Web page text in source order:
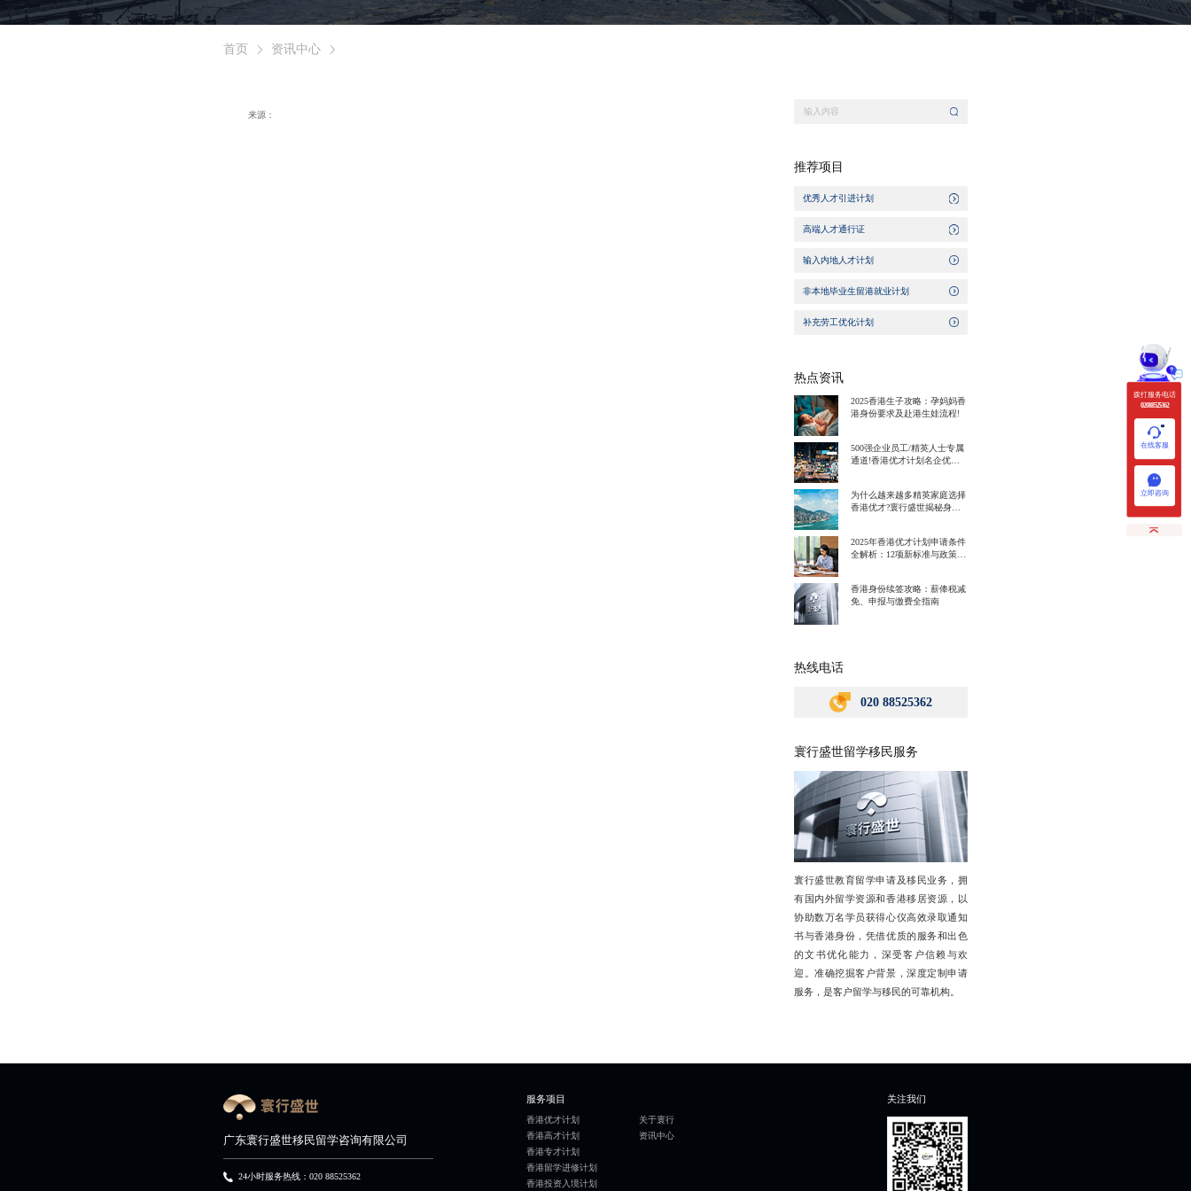
首页 资讯中心
来源：
推荐项目
优秀人才引进计划
高端人才通行证
输入内地人才计划
非本地毕业生留港就业计划
补充劳工优化计划
热点资讯
2025香港生子攻略：孕妈妈香
港身份要求及赴港生娃流程!
500强企业员工/精英人士专属
通道!香港优才计划名企优势
为什么越来越多精英家庭选择
香港优才?寰行盛世揭秘身份
2025年香港优才计划申请条件
全解析：12项新标准与政策解
香港身份续签攻略：薪俸税减
免、申报与缴费全指南
热线电话
020 88525362
寰行盛世留学移民服务
寰行盛世教育留学申请及移民业务，拥
有国内外留学资源和香港移居资源，以
协助数万名学员获得心仪高效录取通知
书与香港身份，凭借优质的服务和出色
的文书优化能力，深受客户信赖与欢
迎。准确挖掘客户背景，深度定制申请
服务，是客户留学与移民的可靠机构。
广东寰行盛世移民留学咨询有限公司
24小时服务热线：020 88525362
服务项目
香港优才计划
香港高才计划
香港专才计划
香港留学进修计划
香港投资入境计划
关于寰行
资讯中心
关注我们
拨打服务电话
020 88525362
在线客服
立即咨询